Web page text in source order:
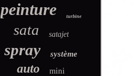
peinture turbine
sata satajet
spray système
auto mini